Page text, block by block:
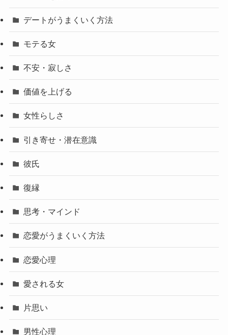
デートがうまくいく方法
モテる女
不安・寂しさ
価値を上げる
女性らしさ
引き寄せ・潜在意識
彼氏
復縁
思考・マインド
恋愛がうまくいく方法
恋愛心理
愛される女
片思い
男性心理